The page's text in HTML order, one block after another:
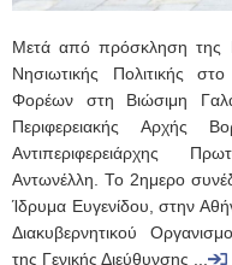
Μετά από πρόσκληση της
Νησιωτικής Πολιτικής
Φορέων στη Βιώσιμη
Περιφερειακής Αρχής
Αντιπεριφερειάρχης
Αντωνέλλη. Το 2ημερο
Ίδρυμα Ευγενίδου, στην
Διακυβερνητικού
της Γενικής Διεύθυνσης ...